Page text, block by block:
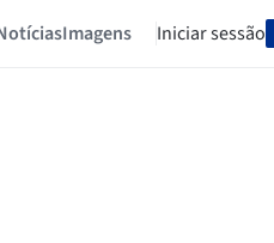
Imagens Iniciar sessão